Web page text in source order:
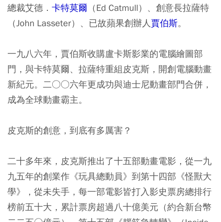
總裁艾德． 卡特莫爾 （Ed Catmull）、創意長拉薩特
（John Lasseter）、已故蘋果創辦人賈伯斯。
一九八六年，賈伯斯收購盧卡斯影業的電腦繪圖部
門，與卡特莫爾、拉薩特重組皮克斯，開創電腦動畫
新紀元。二○○六年更成功與迪士尼動畫部門合併，
成為全球動畫霸主。
皮克斯的創意，到底有多厲害？
二十多年來，皮克斯推出了十五部動畫電影，從一九
九五年的創業作《玩具總動員》到第十四部《怪獸大
學》，從未失手，每一部電影皆打入影史票房總排行
榜前五十大，累計票房超過八十億美元（約合新台幣